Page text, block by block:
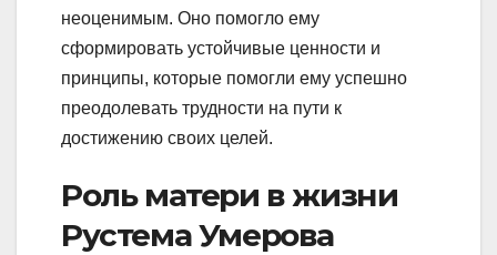
неоценимым. Оно помогло ему
сформировать устойчивые ценности и
принципы, которые помогли ему успешно
преодолевать трудности на пути к
достижению своих целей.
Роль матери в жизни
Рустема Умерова